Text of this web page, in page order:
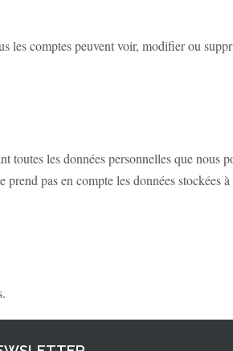
les comptes peuvent voir, modifier ou
les données personnelles que nous
pas en compte les données stockées